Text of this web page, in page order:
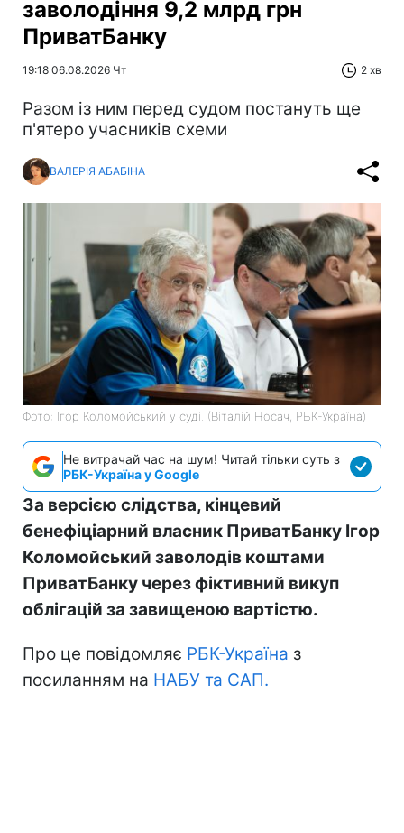
заволодіння 9,2 млрд грн
ПриватБанку
19:18 06.08.2026 Чт 2 хв
Разом із ним перед судом постануть ще
п'ятеро учасників схеми
ВАЛЕРІЯ АБАБІНА
Фото: Ігор Коломойський у суді. (Віталій Носач, РБК-Україна)
Не витрачай час на шум! Читай тільки суть з
РБК-Україна у Google
За версією слідства, кінцевий
бенефіціарний власник ПриватБанку Ігор
Коломойський заволодів коштами
ПриватБанку через фіктивний викуп
облігацій за завищеною вартістю.
Про це повідомляє РБК-Україна з
посиланням на НАБУ та САП.